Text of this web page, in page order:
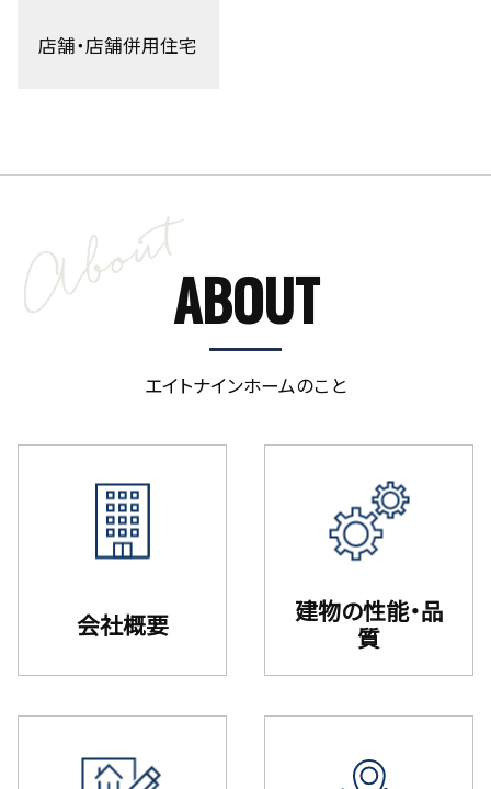
店舗・店舗併用住宅
ABOUT
エイトナインホームのこと
会社概要
建物の性能・品
質